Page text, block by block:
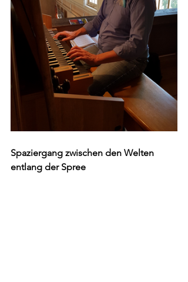
Spaziergang zwischen den Welten
entlang der Spree